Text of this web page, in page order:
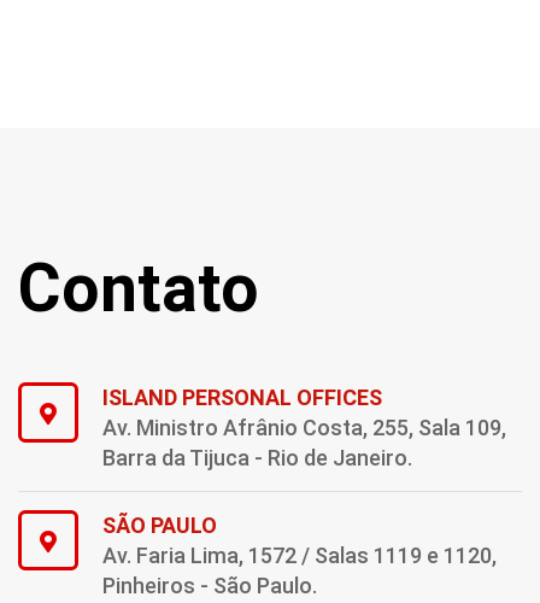
Contato
ISLAND PERSONAL OFFICES
Av. Ministro Afrânio Costa, 255, Sala 109,
Barra da Tijuca - Rio de Janeiro.
SÃO PAULO
Av. Faria Lima, 1572 / Salas 1119 e 1120,
Pinheiros - São Paulo.